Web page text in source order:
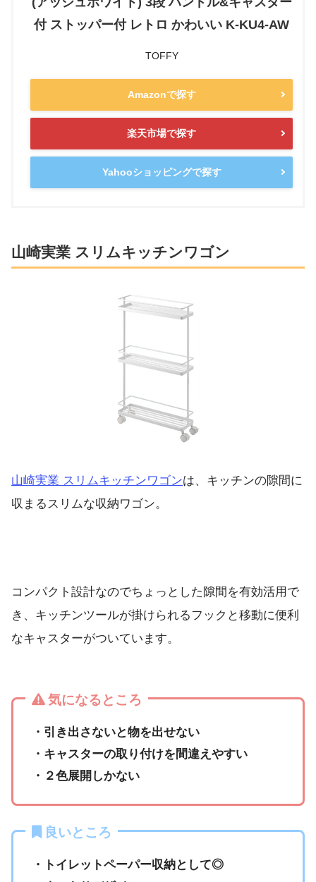
付 ストッパー付 レトロ かわいい K-KU4-AW
TOFFY
Amazonで探す
楽天市場で探す
Yahooショッピングで探す
山崎実業 スリムキッチンワゴン
山崎実業 スリムキッチンワゴンは、キッチンの隙間に
収まるスリムな収納ワゴン。
コンパクト設計なのでちょっとした隙間を有効活用で
き、キッチンツールが掛けられるフックと移動に便利
なキャスターがついています。
気になるところ
・引き出さないと物を出せない
・キャスターの取り付けを間違えやすい
・２色展開しかない
良いところ
・トイレットペーパー収納として◎